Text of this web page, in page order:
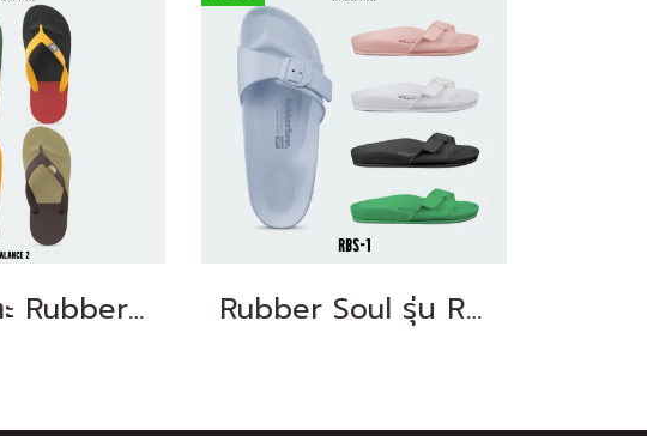
รองเท้าแตะ Rubber Soul รุ่น Balance-2 Rubber Soul รุ่น RBS-1